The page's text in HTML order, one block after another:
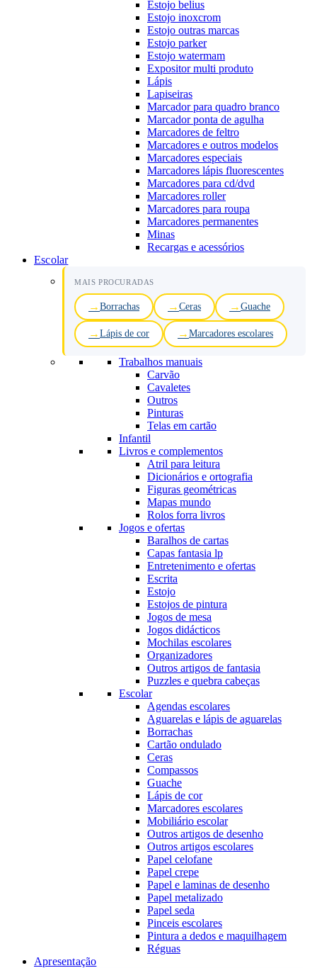
Estojo belius
Estojo inoxcrom
Estojo outras marcas
Estojo parker
Estojo watermam
Expositor multi produto
Lápis
Lapiseiras
Marcador para quadro branco
Marcador ponta de agulha
Marcadores de feltro
Marcadores e outros modelos
Marcadores especiais
Marcadores lápis fluorescentes
Marcadores para cd/dvd
Marcadores roller
Marcadores para roupa
Marcadores permanentes
Minas
Recargas e acessórios
Escolar
MAIS PROCURADAS
Borrachas Ceras Guache
Lápis de cor Marcadores escolares
Trabalhos manuais
Carvão
Cavaletes
Outros
Pinturas
Telas em cartão
Infantil
Livros e complementos
Atril para leitura
Dicionários e ortografia
Figuras geométricas
Mapas mundo
Rolos forra livros
Jogos e ofertas
Baralhos de cartas
Capas fantasia lp
Entretenimento e ofertas
Escrita
Estojo
Estojos de pintura
Jogos de mesa
Jogos didácticos
Mochilas escolares
Organizadores
Outros artigos de fantasia
Puzzles e quebra cabeças
Escolar
Agendas escolares
Aguarelas e lápis de aguarelas
Borrachas
Cartão ondulado
Ceras
Compassos
Guache
Lápis de cor
Marcadores escolares
Mobiliário escolar
Outros artigos de desenho
Outros artigos escolares
Papel celofane
Papel crepe
Papel e laminas de desenho
Papel metalizado
Papel seda
Pinceis escolares
Pintura a dedos e maquilhagem
Réguas
Apresentação